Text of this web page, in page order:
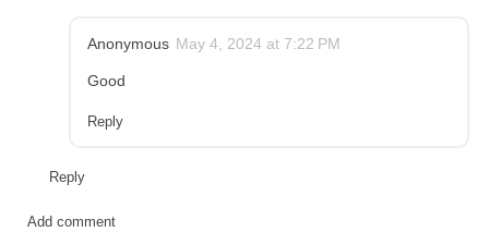
Anonymous May 4, 2024 at 7:22 PM
Good
Reply
Reply
Add comment